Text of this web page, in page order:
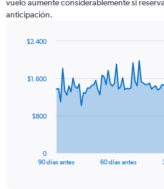
vuelo aumente considerablemente si
anticipación.
data
The
90 días antes 60 días antes
0
$800
$1.600
$2.400